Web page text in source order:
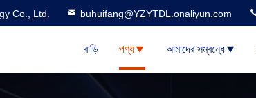
Co., Ltd. buhuifang@YZYTDL.onaliyun.com
বাড়ি পণ্য আমাদের সম্বন্ধে